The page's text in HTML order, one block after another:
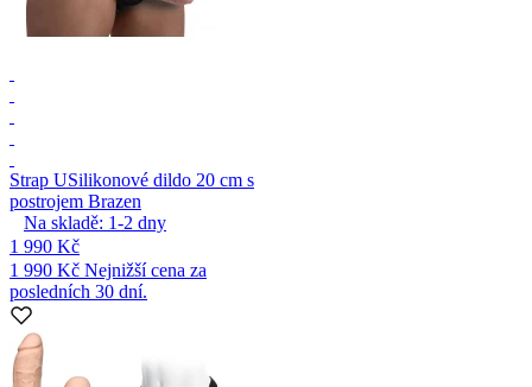
Strap USilikonové dildo 20 cm s
postrojem Brazen
Na skladě: 1-2 dny
1 990 Kč
1 990 Kč Nejnižší cena za
posledních 30 dní.